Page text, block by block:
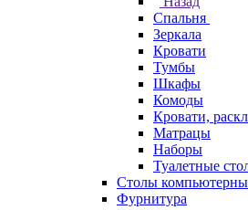
Спальня
Зеркала
Кровати
Тумбы
Шкафы
Комоды
Кровати,
Матрацы
Наборы
Туалетные
Столы
Фурнитура